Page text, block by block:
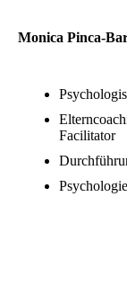
Monica Pinca-
Facilitator